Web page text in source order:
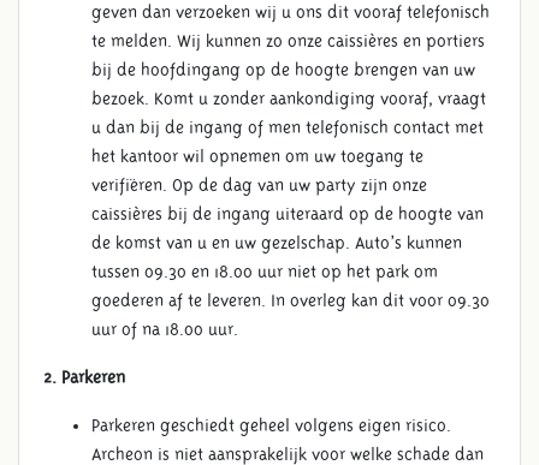
geven dan verzoeken wij u ons dit vooraf telefonisch
te melden. Wij kunnen zo onze caissières en portiers
bij de hoofdingang op de hoogte brengen van uw
bezoek. Komt u zonder aankondiging vooraf, vraagt
u dan bij de ingang of men telefonisch contact met
het kantoor wil opnemen om uw toegang te
verifiëren. Op de dag van uw party zijn onze
caissières bij de ingang uiteraard op de hoogte van
de komst van u en uw gezelschap. Auto’s kunnen
tussen 09.30 en 18.00 uur niet op het park om
goederen af te leveren. In overleg kan dit voor 09.30
uur of na 18.00 uur.
2. Parkeren
Parkeren geschiedt geheel volgens eigen risico.
Archeon is niet aansprakelijk voor welke schade dan